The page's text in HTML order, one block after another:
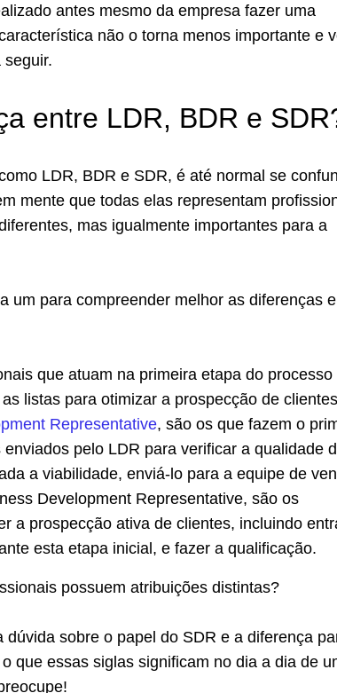
antes mesmo da empresa fazer uma
não o torna menos importante e
seguir.
entre LDR, BDR e
LDR, BDR e SDR, é até normal se
mente que todas elas representam
mas igualmente importantes para a
um para compreender melhor as diferenças
que atuam na primeira etapa do processo
listas para otimizar a prospecção de
Representative, são os que fazem o
pelo LDR para verificar a qualidade
a viabilidade, enviá-lo para a equipe de
Development Representative, são os
a prospecção ativa de clientes, incluindo
esta etapa inicial, e fazer a qualificação.
possuem atribuições distintas?
dúvida sobre o papel do SDR e a diferença
que essas siglas significam no dia a dia de